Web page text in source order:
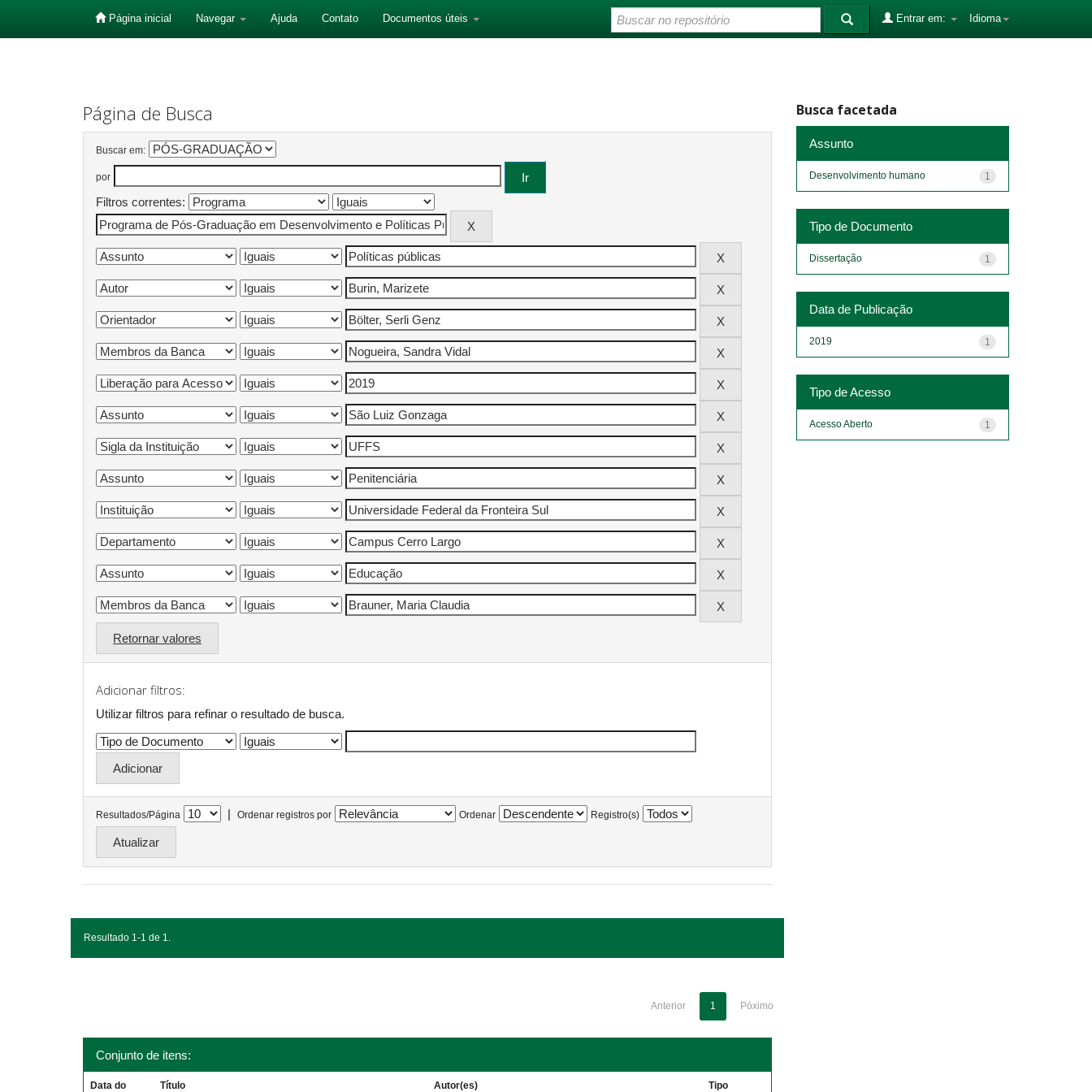
Página inicial Navegar Ajuda Contato Documentos úteis Idioma
Entrar em:
Página de Busca
Buscar em:
por
Filtros correntes:
Retornar valores
Adicionar filtros:
Utilizar filtros para refinar o resultado de busca.
Resultados/Página | Ordenar registros por Ordenar Registro(s)
Resultado 1-1 de 1.
Anterior 1 Póximo
Conjunto de itens:
Data do Título Autor(es) Tipo
Busca facetada
Assunto
1
Desenvolvimento humano
Tipo de Documento
1
Dissertação
Data de Publicação
1
2019
Tipo de Acesso
1
Acesso Aberto